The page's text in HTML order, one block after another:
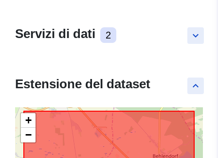
keyboard_arrow_down
Servizi di dati 2
keyboard_arrow_up
Estensione del dataset
+
−